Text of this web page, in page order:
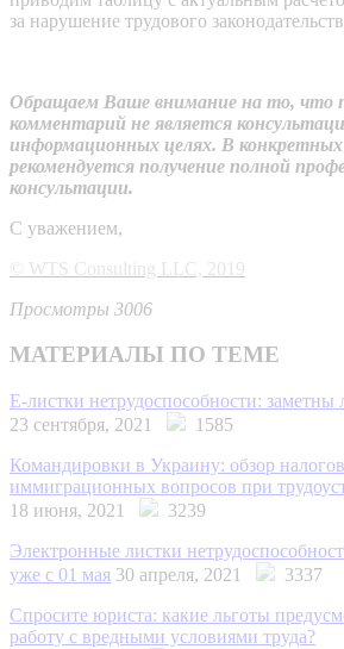
за нарушение трудового
Обращаем Ваше внимание на то, что
комментарий не является
информационных целях. В
рекомендуется получение полной
консультации.
С уважением,
© WTS Consulting LLC, 2019
Просмотры 3006
МАТЕРИАЛЫ ПО ТЕМЕ
Е-листки нетрудоспособности: заметны
23 сентября, 2021
1585
Командировки в Украину: обзор
иммиграционных вопросов при
18 июня, 2021
3239
Электронные листки
уже с 01 мая 30 апреля, 2021
3337
Спросите юриста: какие льготы
работу с вредными условиями труда?